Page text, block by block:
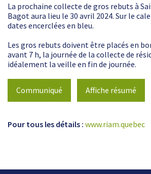
La prochaine collecte de gros rebuts à
Bagot aura lieu le 30 avril 2024. Sur le
dates encerclées en bleu.
Les gros rebuts doivent être placés en
avant 7 h, la journée de la collecte de
idéalement la veille en fin de journée.
Communiqué Affiche résumé
Pour tous les détails : www.riam.quebec